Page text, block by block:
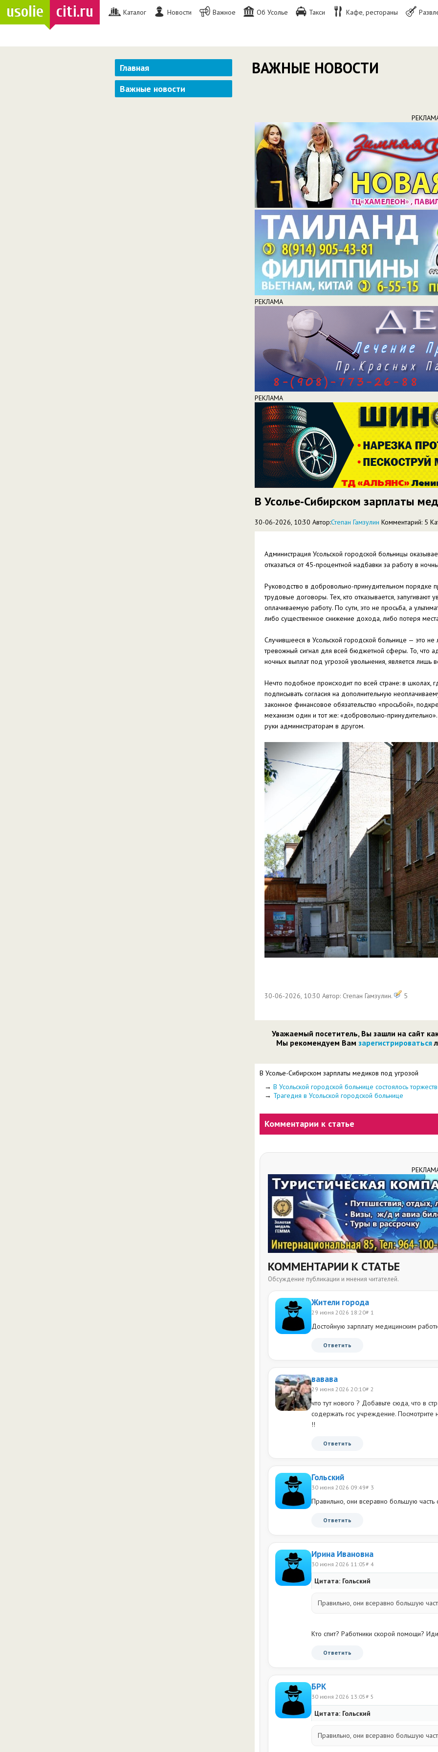
usolie citi.ru Каталог Новости Важное Об Усолье Такси Кафе, рестораны
Главная
Важные новости
ВАЖНЫЕ НОВОСТИ
РЕКЛАМА
РЕКЛАМА
В Усолье-Сибирском зарплаты
30-06-2026, 10:30 Автор:Степан Гамзулин Комментарий: 5
Администрация Усольской городской больницы
отказаться от 45-процентной надбавки за работу в
Руководство в добровольно-принудительном порядке
трудовые договоры. Тех, кто отказывается,
оплачиваемую работу. По сути, это не просьба, а
либо существенное снижение дохода, либо потеря
Случившееся в Усольской городской больнице — это
тревожный сигнал для всей бюджетной сферы. То, что
ночных выплат под угрозой увольнения, является лишь
Нечто подобное происходит по всей стране: в школах,
подписывать согласия на дополнительную
законное финансовое обязательство «просьбой»,
механизм один и тот же: «добровольно-
руки администраторам в другом.
30-06-2026, 10:30 Автор: Степан Гамзулин. 5
Уважаемый посетитель, Вы зашли на сайт
Мы рекомендуем Вам зарегистрироваться
В Усолье-Сибирском зарплаты медиков под угрозой
→ В Усольской городской больнице состоялось
→ Трагедия в Усольской городской больнице
Комментарии к статье
КОММЕНТАРИИ К СТАТЬЕ
Обсуждение публикации и мнения читателей.
Жители города
29 июня 2026 18:20# 1
Достойную зарплату медицинским
Ответить
вавава
29 июня 2026 20:10# 2
что тут нового ? Добавьте сюда, что в
содержать гос учреждение.
!!
Ответить
Гольский
30 июня 2026 09:49# 3
Правильно, они всеравно большую часть
Ответить
Ирина Ивановна
30 июня 2026 11:05# 4
Цитата: Гольский
Правильно, они всеравно большую
Кто спит? Работники скорой помощи?
Ответить
БРК
30 июня 2026 13:05# 5
Цитата: Гольский
Правильно, они всеравно большую